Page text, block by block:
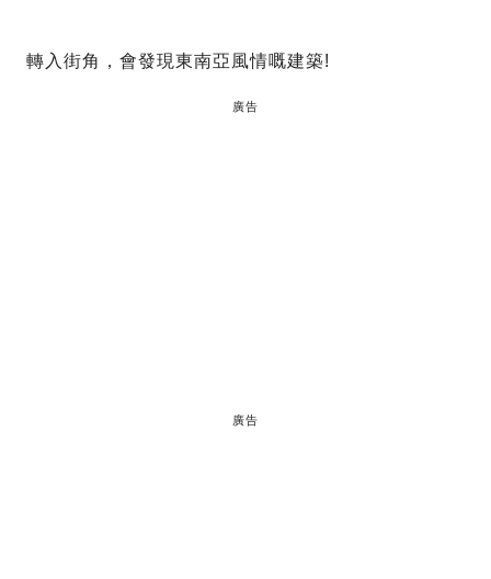
轉入街角，會發現東南亞風情嘅建築!
廣告
廣告